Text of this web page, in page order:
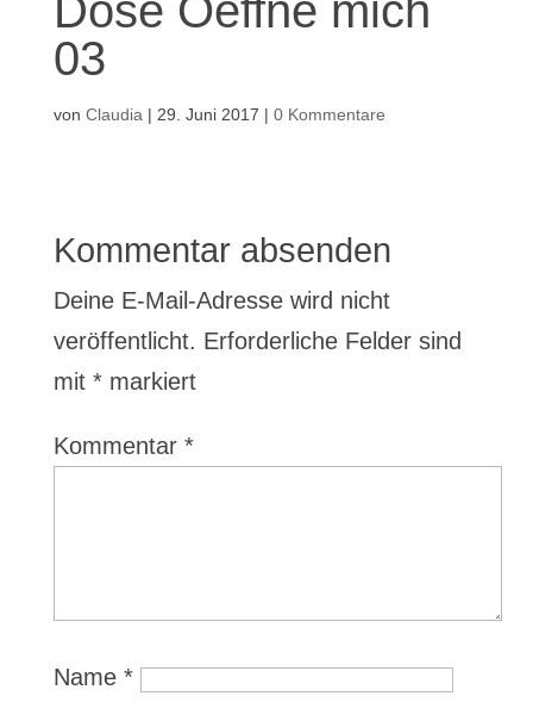
Dose Oeffne mich
03
von Claudia | 29. Juni 2017 | 0 Kommentare
Kommentar absenden
Deine E-Mail-Adresse wird nicht
veröffentlicht. Erforderliche Felder sind
mit *markiert
Kommentar *
Name *